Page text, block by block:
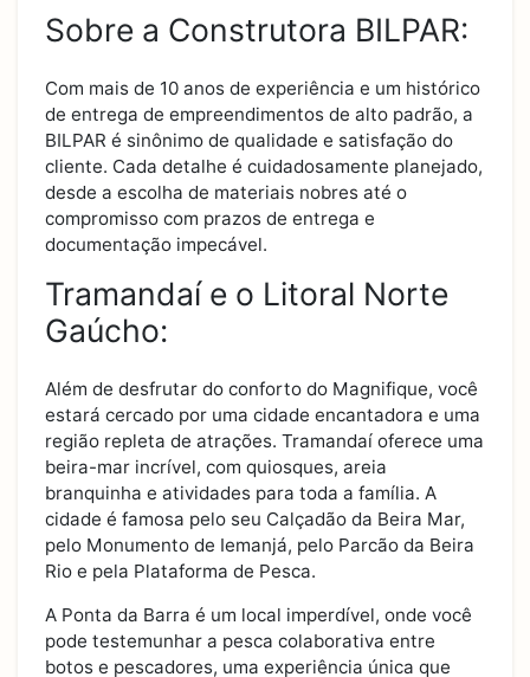
Sobre a Construtora BILPAR:
Com mais de 10 anos de experiência e um histórico
de entrega de empreendimentos de alto padrão, a
BILPAR é sinônimo de qualidade e satisfação do
cliente. Cada detalhe é cuidadosamente planejado,
desde a escolha de materiais nobres até o
compromisso com prazos de entrega e
documentação impecável.
Tramandaí e o Litoral Norte
Gaúcho:
Além de desfrutar do conforto do Magnifique, você
estará cercado por uma cidade encantadora e uma
região repleta de atrações. Tramandaí oferece uma
beira-mar incrível, com quiosques, areia
branquinha e atividades para toda a família. A
cidade é famosa pelo seu Calçadão da Beira Mar,
pelo Monumento de Iemanjá, pelo Parcão da Beira
Rio e pela Plataforma de Pesca.
A Ponta da Barra é um local imperdível, onde você
pode testemunhar a pesca colaborativa entre
botos e pescadores, uma experiência única que